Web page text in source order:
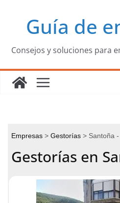
contenidoGuía de
Consejos y soluciones para
Empresas Gestorías Santoña
Gestorías en